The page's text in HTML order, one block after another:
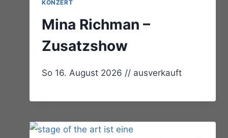
KONZERT
Mina Richman –
Zusatzshow
So 16. August 2026 // ausverkauft